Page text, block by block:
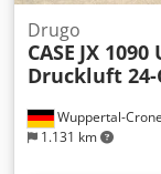
Wuppertal-
1.131 km
Drugo
CASE JX
Druckluft 24-